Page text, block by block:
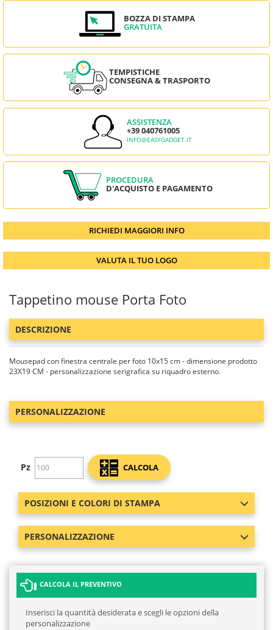
BOZZA DI STAMPA
GRATUITA
TEMPISTICHE
CONSEGNA & TRASPORTO
ASSISTENZA
+39 040761005
INFO@EASYGADGET.IT
PROCEDURA
D'ACQUISTO E PAGAMENTO
RICHIEDI MAGGIORI INFO
VALUTA IL TUO LOGO
Tappetino mouse Porta Foto
DESCRIZIONE
Mousepad con finestra centrale per foto 10x15 cm - dimensione prodotto
23X19 CM - personalizzazione serigrafica su riquadro esterno.
PERSONALIZZAZIONE
Pz CALCOLA
POSIZIONI E COLORI DI STAMPA
PERSONALIZZAZIONE
CALCOLA IL PREVENTIVO
Inserisci la quantità desiderata e scegli le opzioni della
personalizzazione